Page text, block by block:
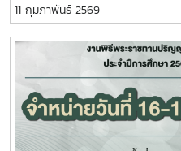
2569 จำหน่ายเครื่องแต่งกายนั
ระหว่างวันที่ 20 มิถุนายน – 1
เวลาที่มหาวิทยาลัยกำหนด ให้แ
สนใจประสงค์จะยื่นข้อเสนอก
สมัครได้ที่ กองบริหารงานทรั
ศรีกสิการ ชั้น 1 มหาวิทยาลัยแม่
11 กุมภาพันธ์ 2569